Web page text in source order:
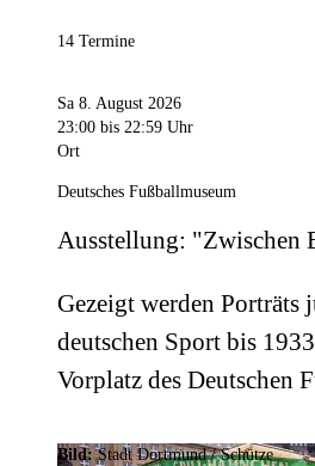
14 Termine
Sa 8. August 2026
23:00 bis 22:59 Uhr
Ort
Deutsches Fußballmuseum
Ausstellung: "Zwischen
Gezeigt werden Porträts
deutschen Sport bis
Vorplatz des Deutschen
Bild:Stadt Dortmund / Schütze